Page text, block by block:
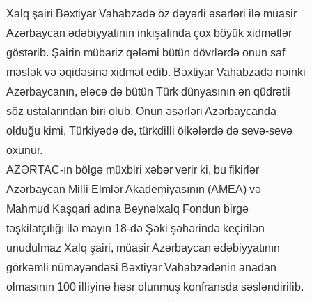
Xalq şairi Bəxtiyar Vahabzadə öz dəyərli əsərləri ilə müasir
Azərbaycan ədəbiyyatının inkişafında çox böyük xidmətlər
göstərib. Şairin mübariz qələmi bütün dövrlərdə onun saf
məslək və əqidəsinə xidmət edib. Bəxtiyar Vahabzadə nəinki
Azərbaycanın, eləcə də bütün Türk dünyasının ən qüdrətli
söz ustalarından biri olub. Onun əsərləri Azərbaycanda
olduğu kimi, Türkiyədə də, türkdilli ölkələrdə də sevə-sevə
oxunur.
AZƏRTAC-ın bölgə müxbiri xəbər verir ki, bu fikirlər
Azərbaycan Milli Elmlər Akademiyasının (AMEA) və
Mahmud Kaşqari adına Beynəlxalq Fondun birgə
təşkilatçılığı ilə mayın 18-də Şəki şəhərində keçirilən
unudulmaz Xalq şairi, müasir Azərbaycan ədəbiyyatının
görkəmli nümayəndəsi Bəxtiyar Vahabzadənin anadan
olmasının 100 illiyinə həsr olunmuş konfransda səsləndirilib.